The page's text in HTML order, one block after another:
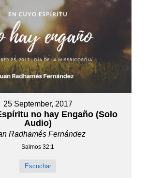
25 September, 2017
no hay Engaño (Solo
Audio)
Radhamés Fernández
Salmos 32:1
Escuchar